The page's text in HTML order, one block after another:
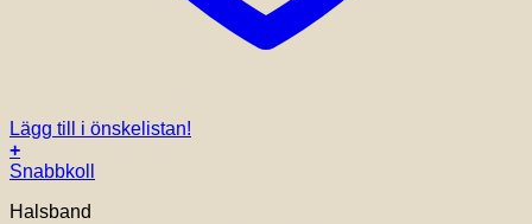
Lägg till i önskelistan!
+
Snabbkoll
Halsband